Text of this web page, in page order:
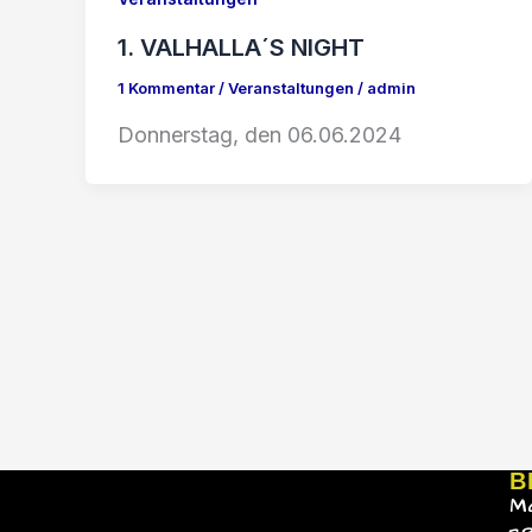
1. VALHALLA´S NIGHT
1 Kommentar/Veranstaltungen / admin
Donnerstag, den 06.06.2024